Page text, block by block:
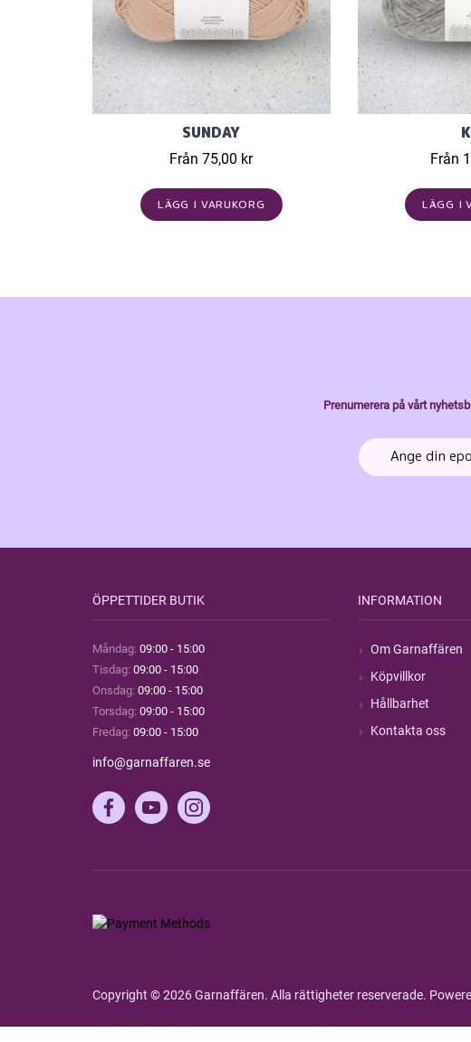
SUNDAY
Från 75,00 kr
LÄGG I VARUKORG
Från
LÄGG I
Prenumerera på vårt
ÖPPETTIDER BUTIK
Måndag: 09:00 - 15:00
Tisdag: 09:00 - 15:00
Onsdag: 09:00 - 15:00
Torsdag: 09:00 - 15:00
Fredag: 09:00 - 15:00
info@garnaffaren.se
INFORMATION
Om Garnaffären
Köpvillkor
Hållbarhet
Kontakta oss
Copyright © 2026 Garnaffären. Alla rättigheter reserverade.